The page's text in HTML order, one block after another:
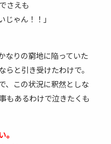
さえも
じゃん！！」
なりの窮地に陥っていた
らと引き受けたわけで。
、この状況に釈然としな
もあるわけで泣きたくも
。